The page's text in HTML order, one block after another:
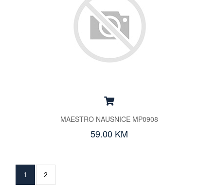
MAESTRO NAUSNICE MP0908
59.00 KM
1 2